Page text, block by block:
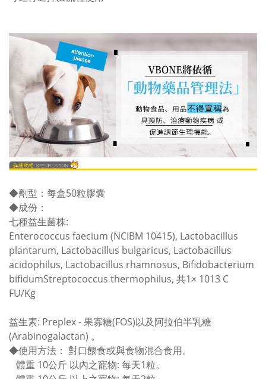
◆劑型：每盒50粒膠囊
◆成份：
七種益生菌株:
Enterococcus faecium (NCIBM 10415), Lactobacillus
plantarum, Lactobacillus bulgaricus, Lactobacillus
acidophilus, Lactobacillus rhamnosus, Bifidobacterium
bifidumStreptococcus thermophilus, 共1× 1013 C
FU/Kg
益生素: Preplex - 果寡糖(FOS)以及阿拉伯半乳糖
(Arabinogalactan) 。
◆使用方法： 對口餵食或與食物混合食用。
體重 10公斤 以內之寵物: 每天1粒。